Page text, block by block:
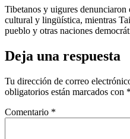
Tibetanos y uigures
cultural y lingüística, mientras
pueblo y otras naciones
Deja una respuesta
Tu dirección de correo
obligatorios están marcados con *
Comentario *